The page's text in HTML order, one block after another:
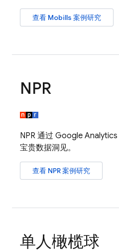
查看 Mobills 案例研究
NPR
NPR 通过 Google Analytics
宝贵数据洞见。
查看 NPR 案例研究
单人橄榄球